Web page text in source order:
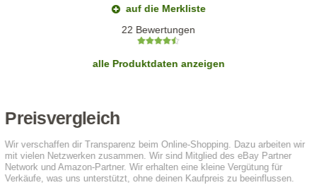
auf die Merkliste
22 Bewertungen
alle Produktdaten anzeigen
Preisvergleich
Wir verschaffen dir Transparenz beim Online-Shopping. Dazu arbeiten wir
mit vielen Netzwerken zusammen. Wir sind Mitglied des eBay Partner
Network und Amazon-Partner. Wir erhalten eine kleine Vergütung für
Verkäufe, was uns unterstützt, ohne deinen Kaufpreis zu beeinflussen.